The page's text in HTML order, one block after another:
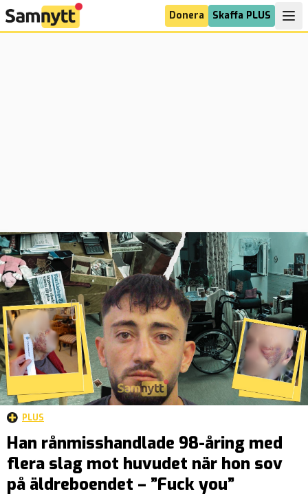
Donera Skaffa PLUS
PLUS
Han rånmisshandlade 98-åring med
flera slag mot huvudet när hon sov
på äldreboendet – ”Fuck you”